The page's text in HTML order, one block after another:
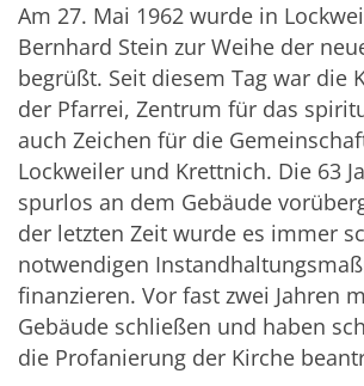
Am 27. Mai 1962 wurde in
Bernhard Stein zur Weihe der
begrüßt. Seit diesem Tag war die
der Pfarrei, Zentrum für das
auch Zeichen für die
Lockweiler und Krettnich. Die 63
spurlos an dem Gebäude
der letzten Zeit wurde es immer
notwendigen
finanzieren. Vor fast zwei Jahren
Gebäude schließen und haben
die Profanierung der Kirche